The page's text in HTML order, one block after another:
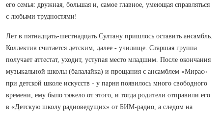
его семья: дружная, большая и, самое главное, умеющая справляться
с любыми трудно­стями!
Лет в пятнадцать‑шест­надцать Султану пришлось оставить ансамбль.
Коллектив считается детским, далее - училище. Старшая группа
получает аттестат, уходит, уступая место младшим. После окончания
музыкальной школы (балалайка) и прощания с ансамблем «Мирас»
при детской школе искусств - у парня появилось много свободного
времени, ему было тяжело от этого, и тогда родители отправили его
в «Детскую школу радиоведущих» от БИМ-радио, а следом на